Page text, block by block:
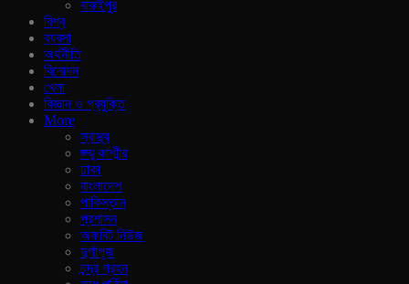
বারুইপুর
বিশ্ব
ব‍্যবসা
অর্থনীতি
বিনোদন
খেলা
বিজ্ঞান ও প্রযুক্তি
More
স্বাস্থ্য
জ্ম্মু কাশ্মীর
ঢাকা
বাংলাদেশ
পাকিস্তান
প্রশাসন
অফবিট নিউজ
দুর্গাপূজ
চন্দ্র গ্রহন